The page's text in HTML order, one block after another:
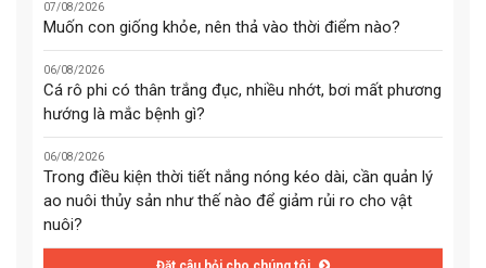
07/08/2026
Muốn con giống khỏe, nên thả vào thời điểm nào?
06/08/2026
Cá rô phi có thân trắng đục, nhiều nhớt, bơi mất phương
hướng là mắc bệnh gì?
06/08/2026
Trong điều kiện thời tiết nắng nóng kéo dài, cần quản lý
ao nuôi thủy sản như thế nào để giảm rủi ro cho vật
nuôi?